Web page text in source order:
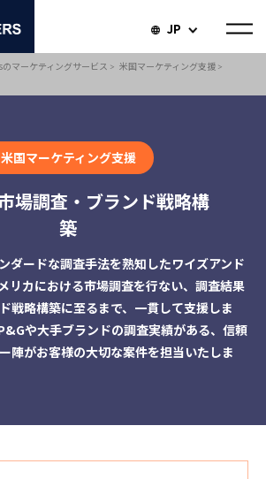
JP
マーケティングサービス ＞ 米国マーケティング支援 ＞
米国マーケティング支援
場調査・ブランド戦略構
築
ダードな調査手法を熟知したワイズアンド
リカにおける市場調査を行ない、調査結果
戦略構築に至るまで、一貫して支援しま
や大手ブランドの調査実績がある、信頼
陣がお客様の大切な案件を担当いたしま